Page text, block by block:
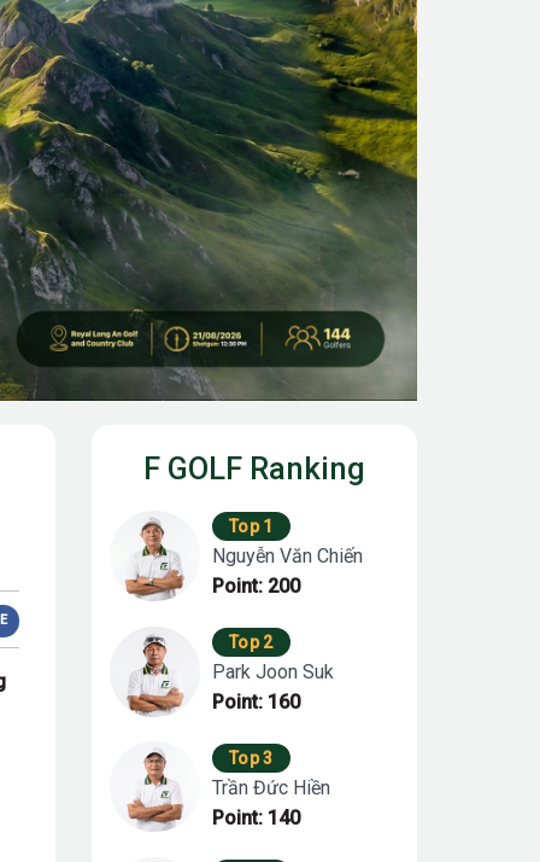
F GOLF Ranking
Top 1
Nguyễn Văn Chiến
Point: 200
Top 2
Park Joon Suk
Point: 160
Top 3
Trần Đức Hiền
Point: 140